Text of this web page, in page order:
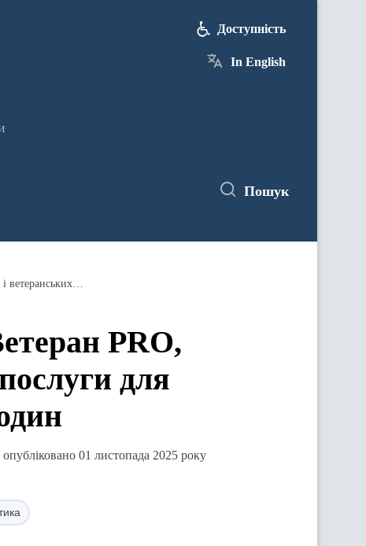
Доступність
In English
Пошук
Уряд запустив онлайн-платформу Ветеран PRO, яка об'єднує всі ключові державні послуги для ветеранів і ветеранських родин
PRO,
для
опубліковано 01 листопада 2025 року